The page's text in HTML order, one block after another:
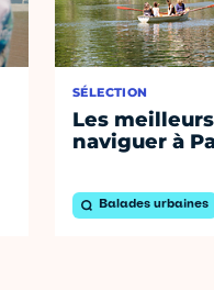
SÉLECTION
Les
naviguer à
Balades urbaines